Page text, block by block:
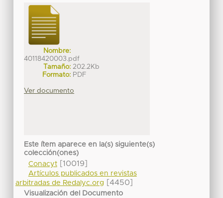
Nombre:
40118420003.pdf
Tamaño: 202.2Kb
Formato: PDF
Ver documento
Este ítem aparece en la(s) siguiente(s)
colección(ones)
Conacyt[10019]
Artículos publicados en revistas
arbitradas de Redalyc.org
[4450]
Visualización del Documento